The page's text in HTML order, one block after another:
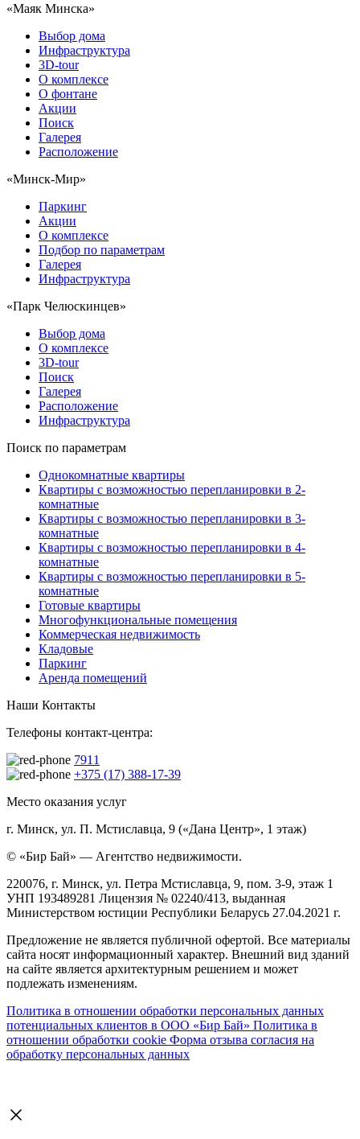
«Маяк Минска»
Выбор дома
Инфраструктура
3D-tour
О комплексе
О фонтане
Акции
Поиск
Галерея
Расположение
«Минск-Мир»
Паркинг
Акции
О комплексе
Подбор по параметрам
Галерея
Инфраструктура
«Парк Челюскинцев»
Выбор дома
О комплексе
3D-tour
Поиск
Галерея
Расположение
Инфраструктура
Поиск по параметрам
Однокомнатные квартиры
Квартиры с возможностью перепланировки в 2-
комнатные
Квартиры с возможностью перепланировки в 3-
комнатные
Квартиры с возможностью перепланировки в 4-
комнатные
Квартиры с возможностью перепланировки в 5-
комнатные
Готовые квартиры
Многофункциональные помещения
Коммерческая недвижимость
Кладовые
Паркинг
Аренда помещений
Наши Контакты
Телефоны контакт-центра:
7911
+375 (17) 388-17-39
Место оказания услуг
г. Минск, ул. П. Мстиславца, 9 («Дана Центр», 1 этаж)
© «Бир Бай» — Агентство недвижимости.
220076, г. Минск, ул. Петра Мстиславца, 9, пом. 3-9, этаж 1
УНП 193489281 Лицензия № 02240/413, выданная
Министерством юстиции Республики Беларусь 27.04.2021 г.
Предложение не является публичной офертой. Все материалы
сайта носят информационный характер. Внешний вид зданий
на сайте является архитектурным решением и может
подлежать изменениям.
Политика в отношении обработки персональных данных
потенциальных клиентов в ООО «Бир Бай» Политика в
отношении обработки cookie Форма отзыва согласия на
обработку персональных данных